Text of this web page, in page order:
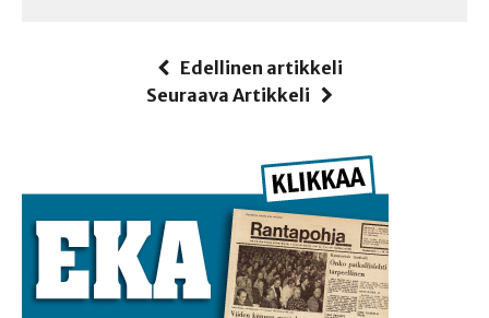
Edellinen artikkeli
Seuraava Artikkeli